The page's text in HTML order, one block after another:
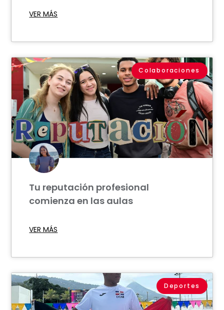
VER MÁS
Colaboraciones
Tu reputación profesional
comienza en las aulas
VER MÁS
Deportes